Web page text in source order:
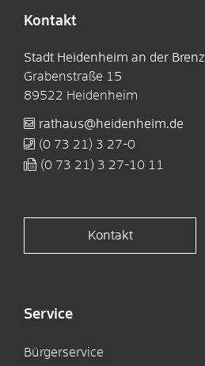
Kontakt
Stadt Heidenheim an der Brenz
Grabenstraße 15
89522 Heidenheim
rathaus@heidenheim.de
(0 73 21) 3 27-0
(0 73 21) 3 27-10 11
Kontakt
Service
Bürgerservice